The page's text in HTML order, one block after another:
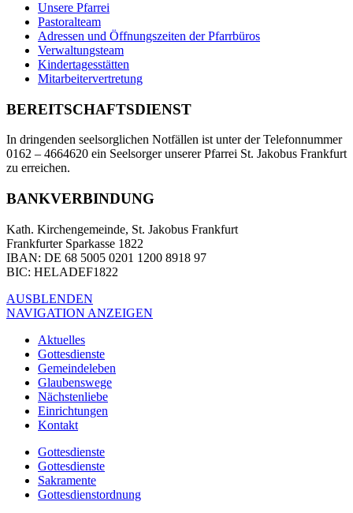
Unsere Pfarrei
Pastoralteam
Adressen und Öffnungszeiten der Pfarrbüros
Verwaltungsteam
Kindertagesstätten
Mitarbeitervertretung
BEREITSCHAFTSDIENST
In dringenden seelsorglichen Notfällen ist unter der Telefonnummer
0162 – 4664620 ein Seelsorger unserer Pfarrei St. Jakobus Frankfurt
zu erreichen.
BANKVERBINDUNG
Kath. Kirchengemeinde, St. Jakobus Frankfurt
Frankfurter Sparkasse 1822
IBAN: DE 68 5005 0201 1200 8918 97
BIC: HELADEF1822
AUSBLENDEN
NAVIGATION ANZEIGEN
Aktuelles
Gottesdienste
Gemeindeleben
Glaubenswege
Nächstenliebe
Einrichtungen
Kontakt
Gottesdienste
Gottesdienste
Sakramente
Gottesdienstordnung